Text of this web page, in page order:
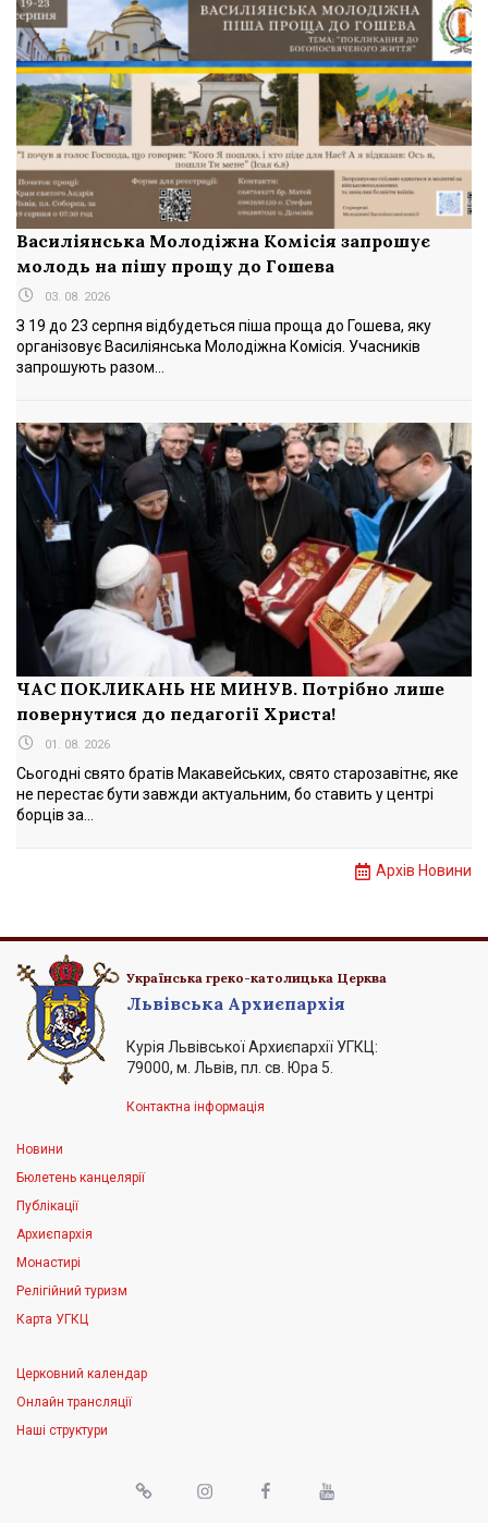
Василіянська Молодіжна Комісія запрошує
молодь на пішу прощу до Гошева
03. 08. 2026
З 19 до 23 серпня відбудеться піша проща до Гошева, яку
організовує Василіянська Молодіжна Комісія. Учасників
запрошують разом...
ЧАС ПОКЛИКАНЬ НЕ МИНУВ. Потрібно лише
повернутися до педагогії Христа!
01. 08. 2026
Сьогодні свято братів Макавейських, свято старозавітнє, яке
не перестає бути завжди актуальним, бо ставить у центрі
борців за...
Архів Новини
Українська греко-католицька Церква
Львівська Архиєпархія
Курія Львівської Архиєпархії УГКЦ:
79000, м. Львів, пл. св. Юра 5.
Контактна інформація
Новини
Бюлетень канцелярії
Публікації
Архиєпархія
Монастирі
Релігійний туризм
Карта УГКЦ
Церковний календар
Онлайн трансляції
Наші структури